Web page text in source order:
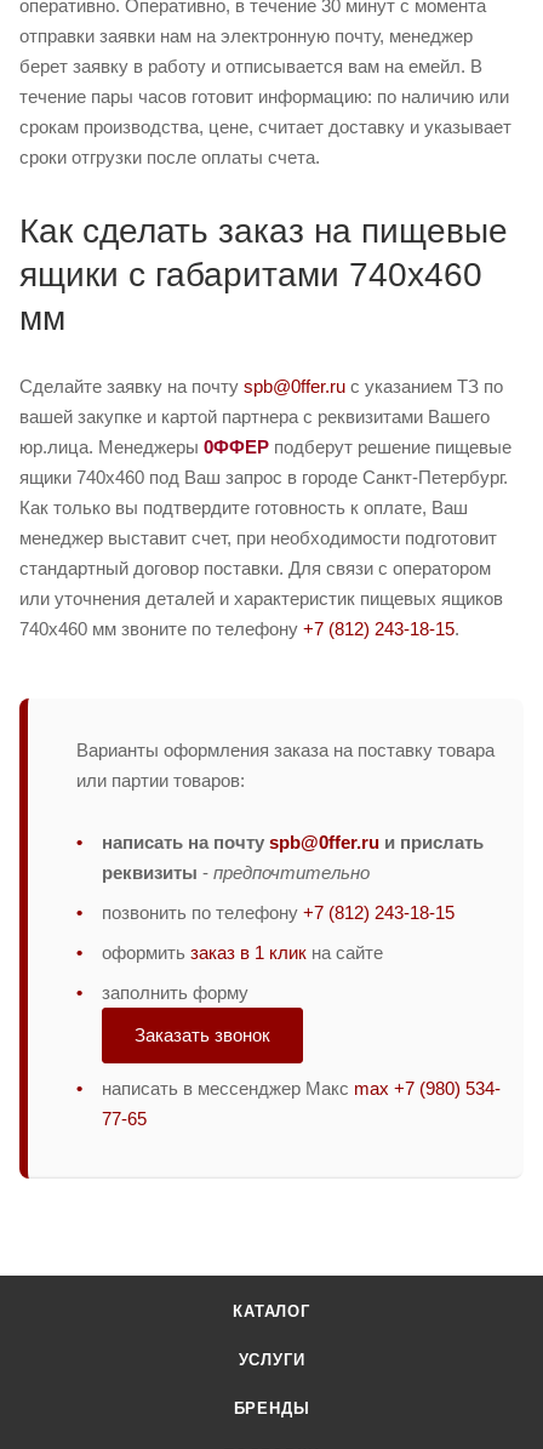
оперативно. Оперативно, в течение 30 минут с момента
отправки заявки нам на электронную почту, менеджер
берет заявку в работу и отписывается вам на емейл. В
течение пары часов готовит информацию: по наличию или
срокам производства, цене, считает доставку и указывает
сроки отгрузки после оплаты счета.
Как сделать заказ на пищевые
ящики с габаритами 740х460
мм
Сделайте заявку на почту spb@0ffer.ru с указанием ТЗ по
вашей закупке и картой партнера с реквизитами Вашего
юр.лица. Менеджеры 0ФФЕР подберут решение пищевые
ящики 740х460 под Ваш запрос в городе Санкт-Петербург.
Как только вы подтвердите готовность к оплате, Ваш
менеджер выставит счет, при необходимости подготовит
стандартный договор поставки. Для связи с оператором
или уточнения деталей и характеристик пищевых ящиков
740х460 мм звоните по телефону +7 (812) 243-18-15.
Варианты оформления заказа на поставку товара
или партии товаров:
написать на почту spb@0ffer.ru и прислать
реквизиты - предпочтительно
позвонить по телефону +7 (812) 243-18-15
оформить заказ в 1 клик на сайте
заполнить форму
Заказать звонок
написать в мессенджер Макс max +7 (980) 534-
77-65
КАТАЛОГ
УСЛУГИ
БРЕНДЫ